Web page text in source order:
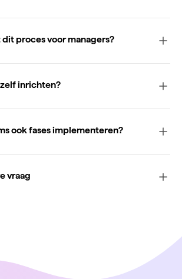
proces voor managers?
inrichten?
ook fases implementeren?
vraag